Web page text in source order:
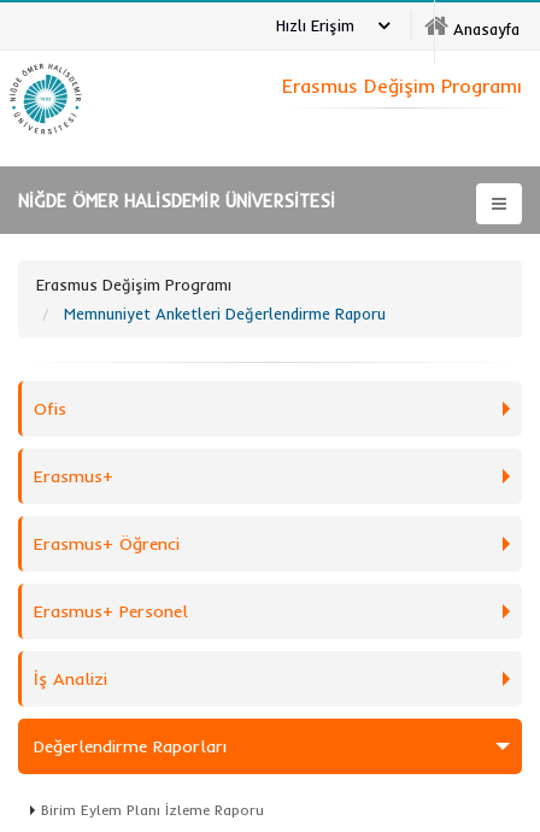
Anasayfa
Hızlı Erişim
NİĞDE ÖMER HALİSDEMİR ÜNİVERSİTESİ
Erasmus Değişim Programı
Erasmus Değişim Programı
Memnuniyet Anketleri Değerlendirme Raporu
Ofis
Erasmus+
Erasmus+ Öğrenci
Erasmus+ Personel
İş Analizi
Değerlendirme Raporları
Birim Eylem Planı İzleme Raporu